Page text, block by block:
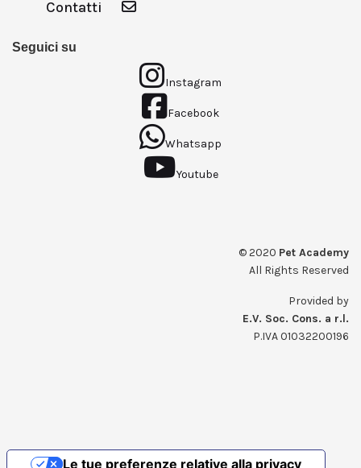
Contatti
Seguici su
Instagram
Facebook
Whatsapp
Youtube
© 2020 Pet Academy
All Rights Reserved
Provided by
E.V. Soc. Cons. a r.l.
P.IVA 01032200196
Le tue preferenze relative alla privacy